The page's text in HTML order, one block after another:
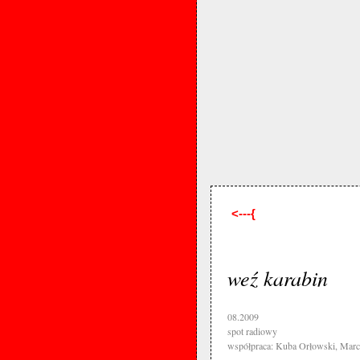
<---{
weź karabin
08.2009
spot radiowy
współpraca: Kuba Orłowski,